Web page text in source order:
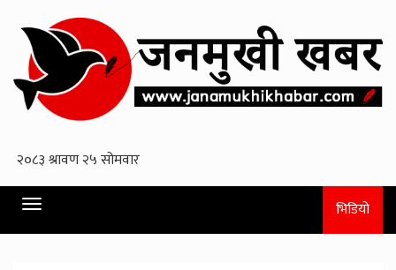
Toggle
navigation
भिडियो